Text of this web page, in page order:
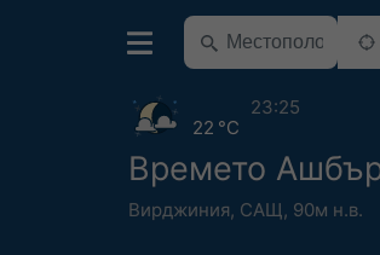
Времето
Вирджиния, САЩ, 90м н.в.
22 °C
23:25